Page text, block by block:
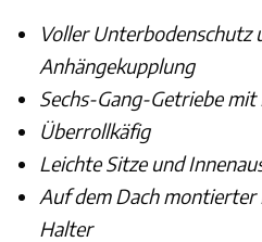
Voller Unterbodenschutz
Anhängekupplung
Sechs-Gang-Getriebe mit
Überrollkäfig
Leichte Sitze und
Auf dem Dach
Halter